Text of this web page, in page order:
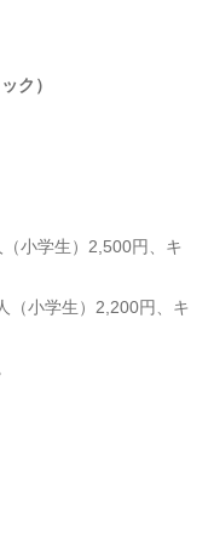
ク）
小学生）2,500円、キ
（小学生）2,200円、キ